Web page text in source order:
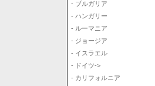
- ブルガリア
- ハンガリー
- ルーマニア
- ジョージア
- イスラエル
- ドイツ->
- カリフォルニア